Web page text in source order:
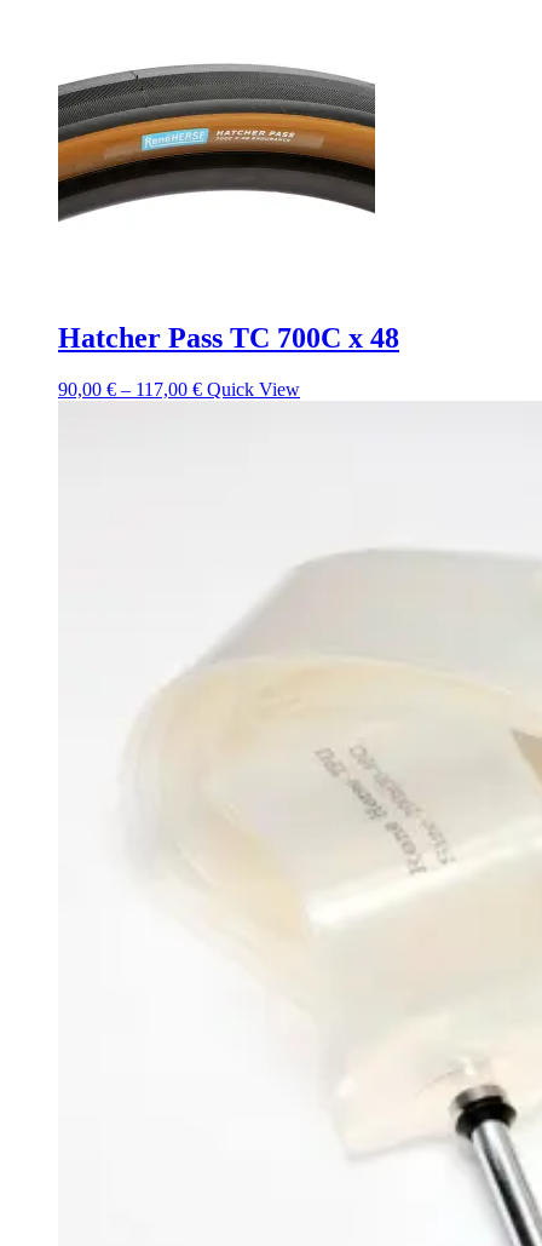
Hatcher Pass TC 700C x 48
90,00 € – 117,00 € Quick View